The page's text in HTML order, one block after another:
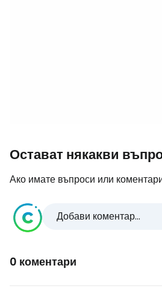
Остават някакви
Ако имате въпроси или
Добави коментар...
0 коментари